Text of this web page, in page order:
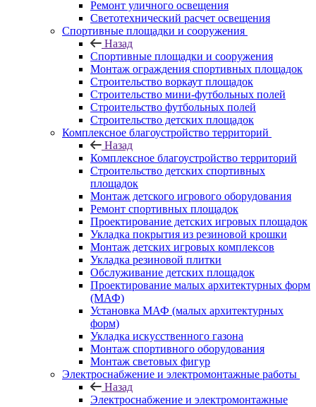
Ремонт уличного освещения
Светотехнический расчет освещения
Спортивные площадки и сооружения
Назад
Спортивные площадки и сооружения
Монтаж ограждения спортивных площадок
Строительство воркаут площадок
Строительство мини-футбольных полей
Строительство футбольных полей
Строительство детских площадок
Комплексное благоустройство территорий
Назад
Комплексное благоустройство территорий
Строительство детских спортивных
площадок
Монтаж детского игрового оборудования
Ремонт спортивных площадок
Проектирование детских игровых площадок
Укладка покрытия из резиновой крошки
Монтаж детских игровых комплексов
Укладка резиновой плитки
Обслуживание детских площадок
Проектирование малых архитектурных форм
(МАФ)
Установка МАФ (малых архитектурных
форм)
Укладка искусственного газона
Монтаж спортивного оборудования
Монтаж световых фигур
Электроснабжение и электромонтажные работы
Назад
Электроснабжение и электромонтажные